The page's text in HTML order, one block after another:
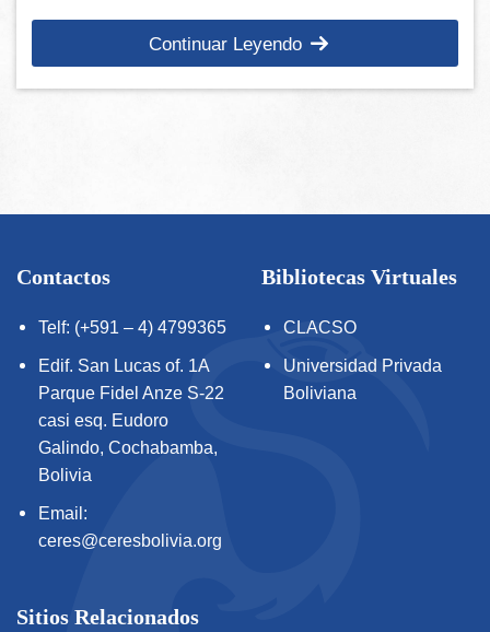
Continuar Leyendo
Contactos
Telf: (+591 – 4) 4799365
Edif. San Lucas of. 1A
Parque Fidel Anze S-22
casi esq. Eudoro
Galindo, Cochabamba,
Bolivia
Email:
ceres@ceresbolivia.org
Bibliotecas Virtuales
CLACSO
Universidad Privada
Boliviana
Sitios Relacionados